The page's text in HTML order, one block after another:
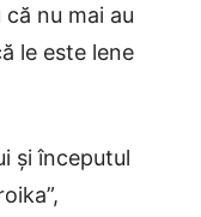
nu mai au
le este lene
și începutul